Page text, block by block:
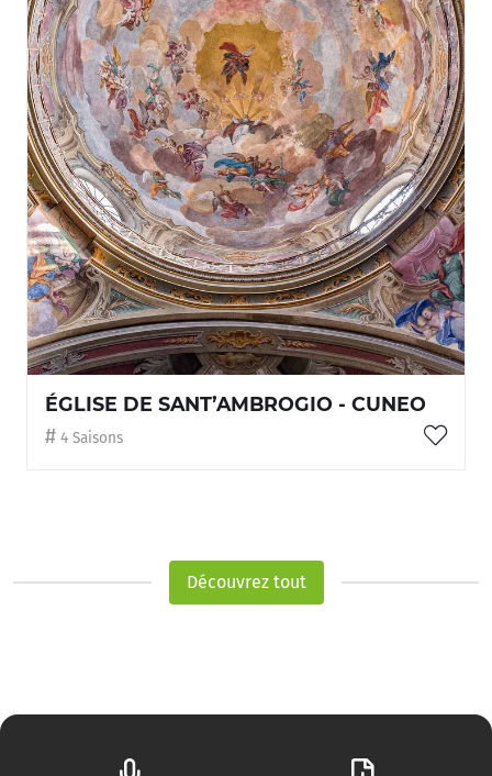
ÉGLISE DE SANT’AMBROGIO - CUNEO
4 Saisons
Découvrez tout